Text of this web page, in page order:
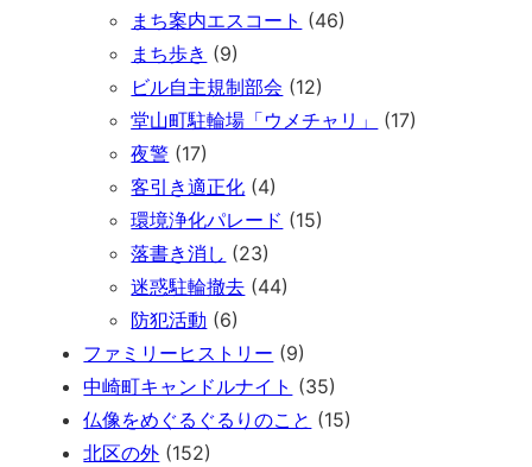
まち案内エスコート (46)
まち歩き (9)
ビル自主規制部会 (12)
堂山町駐輪場「ウメチャリ」
(17)
夜警 (17)
客引き適正化 (4)
環境浄化パレード (15)
落書き消し (23)
迷惑駐輪撤去 (44)
防犯活動 (6)
ファミリーヒストリー (9)
中崎町キャンドルナイト (35)
仏像をめぐるぐるりのこと (15)
北区の外 (152)